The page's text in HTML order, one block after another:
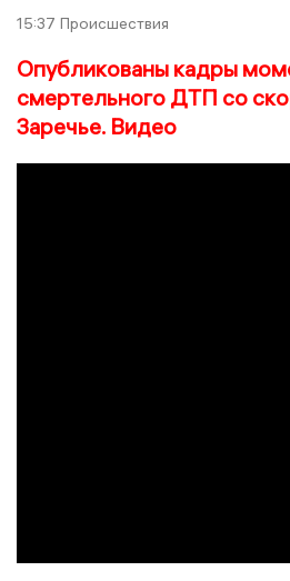
15:37 Происшествия
Опубликованы кадры
смертельного ДТП со
Заречье. Видео